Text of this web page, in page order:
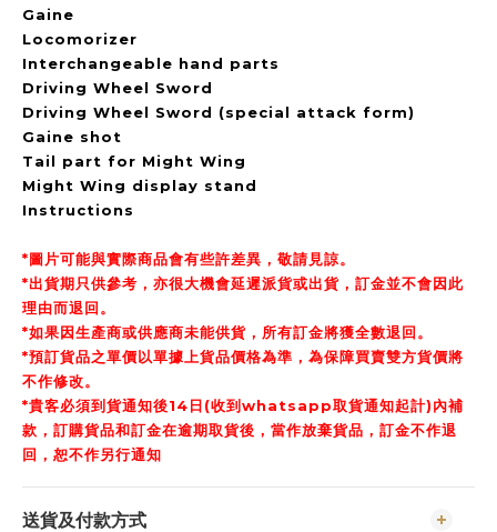
Gaine
Locomorizer
Interchangeable hand parts
Driving Wheel Sword
Driving Wheel Sword (special attack form)
Gaine shot
Tail part for Might Wing
Might Wing display stand
Instructions
*圖片可能與實際商品會有些許差異，敬請見諒。
*出貨期只供參考，亦很大機會延遲派貨或出貨，訂金並不會因此
理由而退回。
*如果因生產商或供應商未能供貨，所有訂金將獲全數退回。
*預訂貨品之單價以單據上貨品價格為準，為保障買賣雙方貨價將
不作修改。
*貴客必須到貨通知後14日(收到whatsapp取貨通知起計)內補
款，訂購貨品和訂金在逾期取貨後，當作放棄貨品，訂金不作退
回，恕不作另行通知
送貨及付款方式